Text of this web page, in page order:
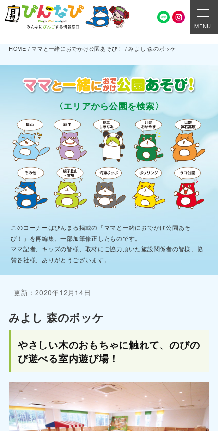
MENU
HOME / ママと一緒におでかけ公園あそび！ /みよし 森のポッケ
〈エリアから公園を検索〉
このコーナーはびんまる掲載の「ママと一緒におでかけ公園あそ
び！」を再編集、一部加筆修正したものです。
ママ記者、キッズの皆様、取材にご協力頂いた施設関係者の皆様、協
賛各社様、ありがとうございます。
更新：2020年12月14日
みよし 森のポッケ
やさしい木のおもちゃに触れて、のびの
び遊べる室内遊び場！